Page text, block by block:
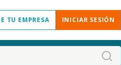
TU EMPRESA INICIAR SESIÓN